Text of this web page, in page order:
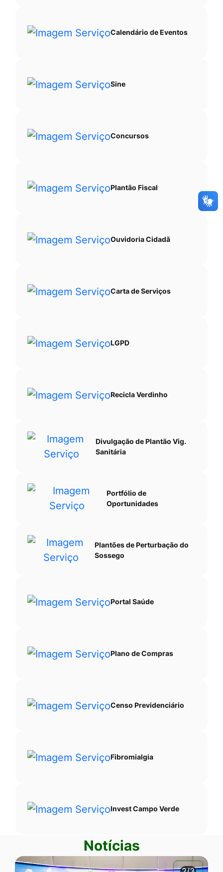
Calendário de Eventos
Sine
Concursos
Plantão Fiscal
Ouvidoria Cidadã
Carta de Serviços
LGPD
Recicla Verdinho
Divulgação de Plantão Vig.
Sanitária
Portfólio de
Oportunidades
Plantões de Perturbação do
Sossego
Portal Saúde
Plano de Compras
Censo Previdenciário
Fibromialgia
Invest Campo Verde
Notícias